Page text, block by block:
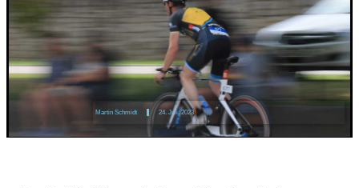
Martin Schmidt 24. Juli. 2023